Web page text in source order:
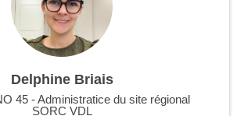
Delphine Briais
45 - Administratice du site régional
SORC VDL